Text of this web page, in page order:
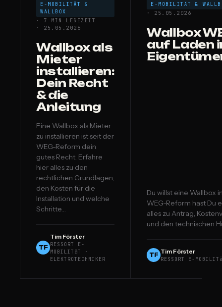
E-MOBILITÄT &
WALLBOX
· 7 MIN LESEZEIT
· 25.05.2026
Wallbox als
Mieter
installieren:
Dein Recht
& die
Anleitung
Eine Wallbox als Mieter
zu installieren ist seit der
WEG-Reform dein
gutes Recht. Erfahre
hier alles zu den
rechtlichen Grundlagen,
den Kosten für die
Installation und welche
Schritte…
TF
Tim Förster
RESSORT E-
MOBILITäT ·
ELEKTROTECHNIKER
E-MOBILITÄT &
· 25.05.2026
Wallbox
auf Laden
Du willst eine Wallbox
WEG-Reform hast Du
alles zu Antrag,
und den technischen
TF Tim Förster
RESSORT E-